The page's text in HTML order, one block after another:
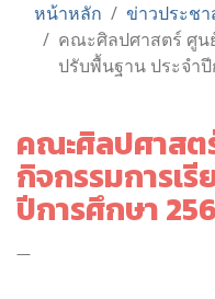
หน้าหลัก
ข่าวประช
คณะศิลปศาสตร์ ศูน
ปรับพื้นฐาน ประจำ
คณะศิลปศาส
กิจกรรมการเ
ปีการศึกษา